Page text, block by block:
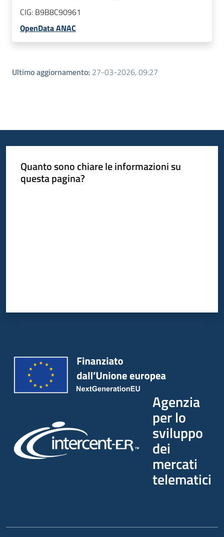
CIG: B9B8C90961
OpenData ANAC
Ultimo aggiornamento: 27-03-2026, 09:27
Quanto sono chiare le informazioni su
questa pagina?
Agenzia
per lo
sviluppo
dei
mercati
telematici